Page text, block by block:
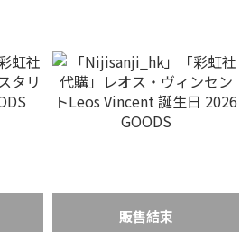
販售結束